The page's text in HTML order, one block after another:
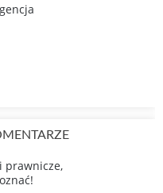
prawnicze,